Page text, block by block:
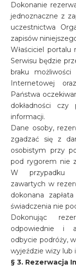
Dokonanie
jednoznaczne z
uczestnictwa
zapisów
Właściciel portalu
Serwisu będzie
braku możliwości
Internetowej
Państwa
dokładności czy
informacji.
Dane osoby,
zgadzać się z
osobistym przy
pod rygorem nie
W przypadku
zawartych w
dokonana
świadczenia nie
Dokonując
odpowiednie i
odbycie podróży,
wyjeździe wizy
§ 3. Rezerwacja